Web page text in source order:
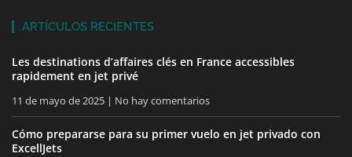
ARTÍCULOS RECIENTES
Les destinations d’affaires clés en France accessibles
rapidement en jet privé
11 de mayo de 2025 No hay comentarios
Cómo prepararse para su primer vuelo en jet privado con
ExcellJets